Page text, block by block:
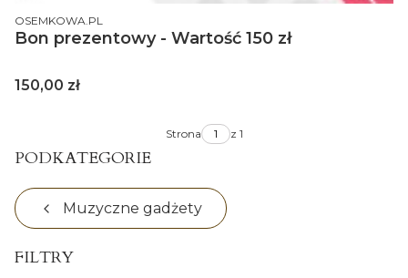
PRODUCENT
OSEMKOWA.PL
Bon prezentowy - Wartość 150 zł
Cena
150,00 zł
Strona z 1
PODKATEGORIE
Muzyczne gadżety
FILTRY